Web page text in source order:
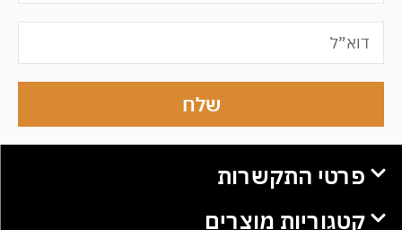
שלח
פרטי התקשרות
קטגוריות מוצרים